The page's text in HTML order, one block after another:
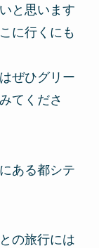
と思います
に行くにも
ぜひグリー
てくださ
ある都シテ
の旅行には